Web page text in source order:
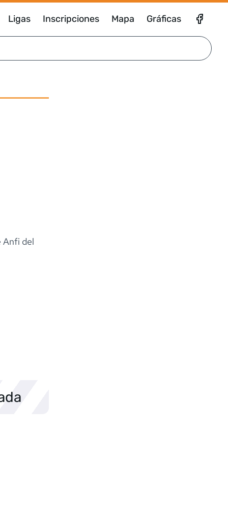
Ligas Inscripciones Mapa Gráficas
Anfi del